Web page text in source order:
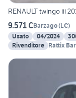
RENAULT twingo iii
9.571 €Barzago(LC)
Usato
04/2024
Rivenditore Rattix